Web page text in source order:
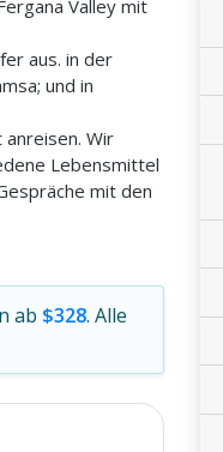
Valley mit
aus. in der
und in
Wir
Lebensmittel
mit den
ab $328. Alle